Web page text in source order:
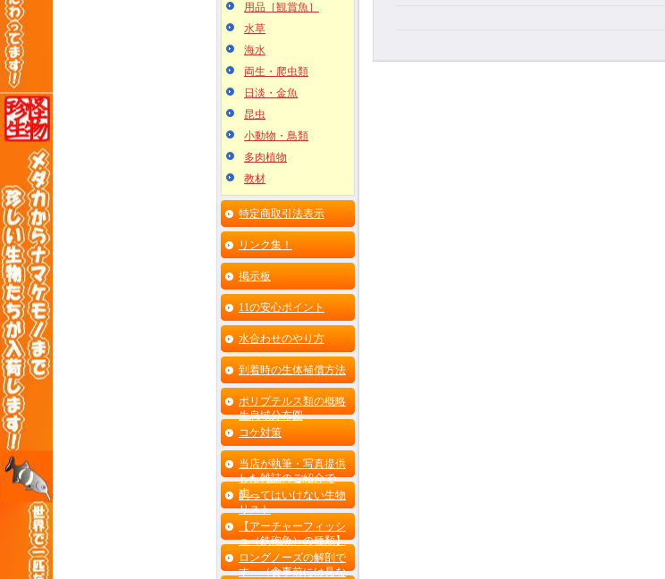
用品［観賞魚］
水草
海水
両生・爬虫類
日淡・金魚
昆虫
小動物・鳥類
多肉植物
教材
特定商取引法表示
リンク集！
掲示板
11の安心ポイント
水合わせのやり方
到着時の生体補償方法
ポリプテルス類の概略
生息域分布図
コケ対策
当店が執筆・写真提供
した雑誌のご紹介で
す。
飼ってはいけない生物
リスト
【アーチャーフィッシ
ュ（鉄砲魚）の種類】
ロングノーズの解剖で
す （食事前には見な